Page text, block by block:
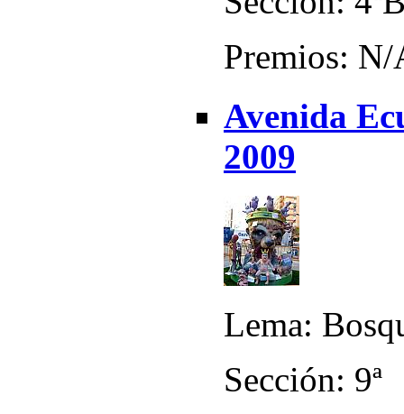
Premios: N/
Avenida
2009
Lema:
Sección: 9ª